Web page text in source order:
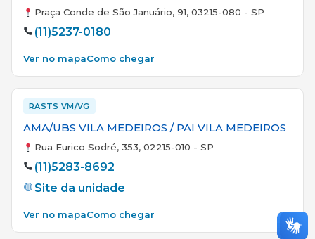
Praça Conde de São Januário, 91, 03215-080 - SP
(11)5237-0180
Ver no mapaComo chegar
RASTS VM/VG
AMA/UBS VILA MEDEIROS / PAI VILA MEDEIROS
Rua Eurico Sodré, 353, 02215-010 - SP
(11)5283-8692
Site da unidade
Ver no mapaComo chegar